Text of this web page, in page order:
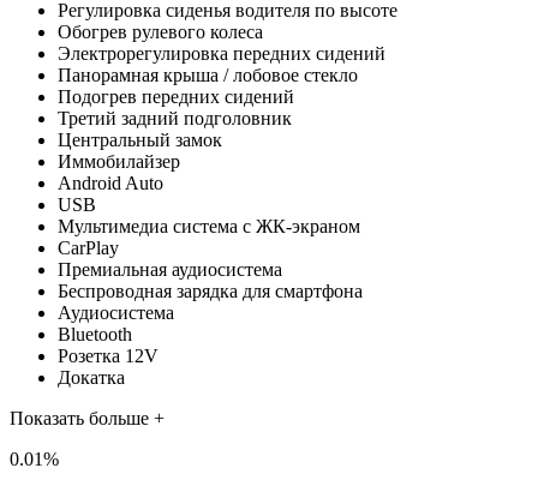
Регулировка сиденья водителя по высоте
Обогрев рулевого колеса
Электрорегулировка передних сидений
Панорамная крыша / лобовое стекло
Подогрев передних сидений
Третий задний подголовник
Центральный замок
Иммобилайзер
Android Auto
USB
Мультимедиа система с ЖК-экраном
CarPlay
Премиальная аудиосистема
Беспроводная зарядка для смартфона
Аудиосистема
Bluetooth
Розетка 12V
Докатка
Показать больше +
0.01%